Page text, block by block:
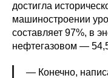
достигла
машиностроении
составляет 97%, в
нефтегазовом —
— Конечно,